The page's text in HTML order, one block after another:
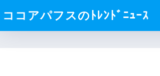
ココアパフスのﾄﾚﾝﾄﾞﾆｭｰｽ